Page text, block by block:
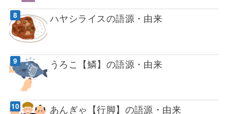
ハヤシライスの語源・由来
うろこ【鱗】の語源・由来
あんぎゃ【行脚】の語源・由来